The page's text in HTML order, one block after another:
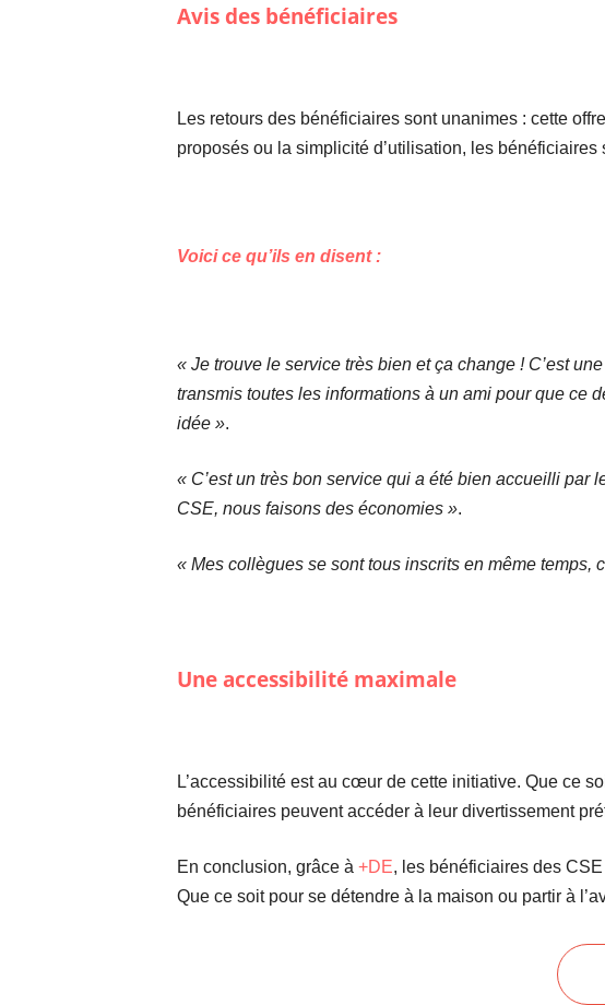
Avis des bénéficiaires
Les retours des bénéficiaires sont unanimes : cette
proposés ou la simplicité d’utilisation, les
Voici ce qu’ils en disent :
« Je trouve le service très bien et ça change ! C’est
transmis toutes les informations à un ami pour que ce
idée ».
« C’est un très bon service qui a été bien accueilli
CSE, nous faisons des économies ».
« Mes collègues se sont tous inscrits en même temps,
Une accessibilité maximale
L’accessibilité est au cœur de cette initiative. Que ce
bénéficiaires peuvent accéder à leur divertissement
En conclusion, grâce à +DE, les bénéficiaires des
Que ce soit pour se détendre à la maison ou partir à